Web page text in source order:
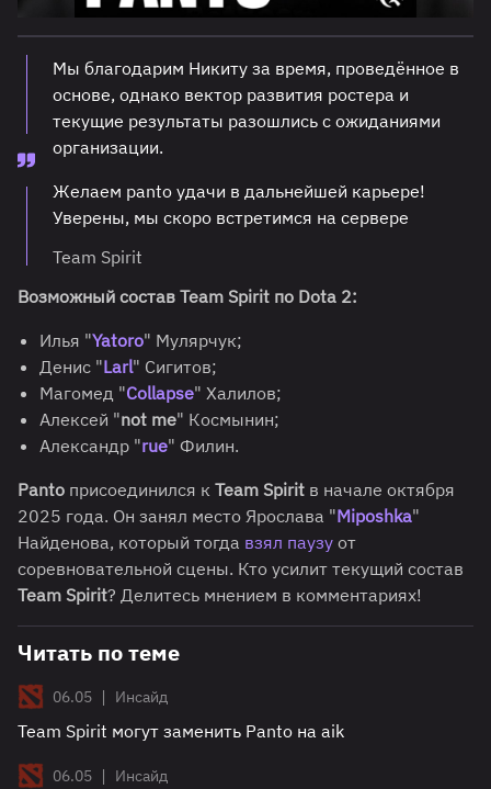
Мы благодарим Никиту за время, проведённое в
основе, однако вектор развития ростера и
текущие результаты разошлись с ожиданиями
организации.
Желаем panto удачи в дальнейшей карьере!
Уверены, мы скоро встретимся на сервере
Team Spirit
Возможный состав Team Spirit по Dota 2:
Илья "Yatoro" Мулярчук;
Денис "Larl" Сигитов;
Магомед "Collapse" Халилов;
Алексей "not me" Космынин;
Александр "rue" Филин.
Panto присоединился к Team Spirit в начале октября
2025 года. Он занял место Ярослава "Miposhka"
Найденова, который тогда взял паузу от
соревновательной сцены. Кто усилит текущий состав
Team Spirit? Делитесь мнением в комментариях!
Читать по теме
06.05 | Инсайд
Team Spirit могут заменить Panto на aik
06.05 | Инсайд